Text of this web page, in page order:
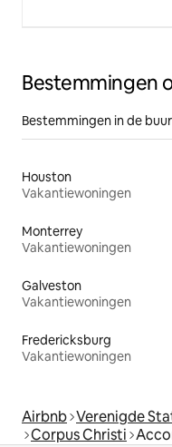
Bestemmingen
Bestemmingen in de
Houston
Vakantiewoningen
Monterrey
Vakantiewoningen
Galveston
Vakantiewoningen
Fredericksburg
Vakantiewoningen
Airbnb Verenigde
Corpus Christi